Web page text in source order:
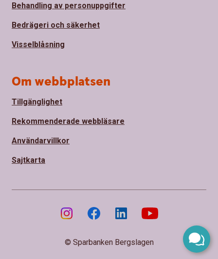
Behandling av personuppgifter
Bedrägeri och säkerhet
Visselblåsning
Om webbplatsen
Tillgänglighet
Rekommenderade webbläsare
Användarvillkor
Sajtkarta
© Sparbanken Bergslagen